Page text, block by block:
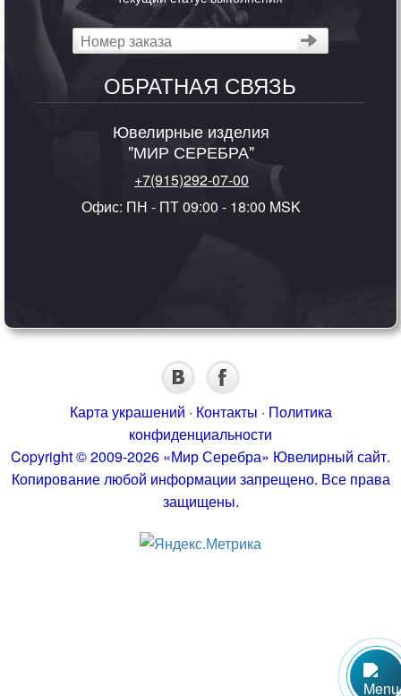
ОБРАТНАЯ СВЯЗЬ
Ювелирные изделия
"МИР СЕРЕБРА"
+7(915)292-07-00
Офис: ПН - ПТ 09:00 - 18:00 MSK
Карта украшений · Контакты · Политика
конфиденциальности
Copyright © 2009-2026 «Мир Серебра» Ювелирный сайт.
Копирование любой информации запрещено. Все права
защищены.